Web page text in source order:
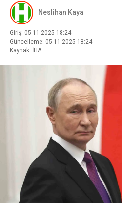
Neslihan Kaya
Giriş: 05-11-2025 18:24
Güncelleme: 05-11-2025 18:24
Kaynak: İHA